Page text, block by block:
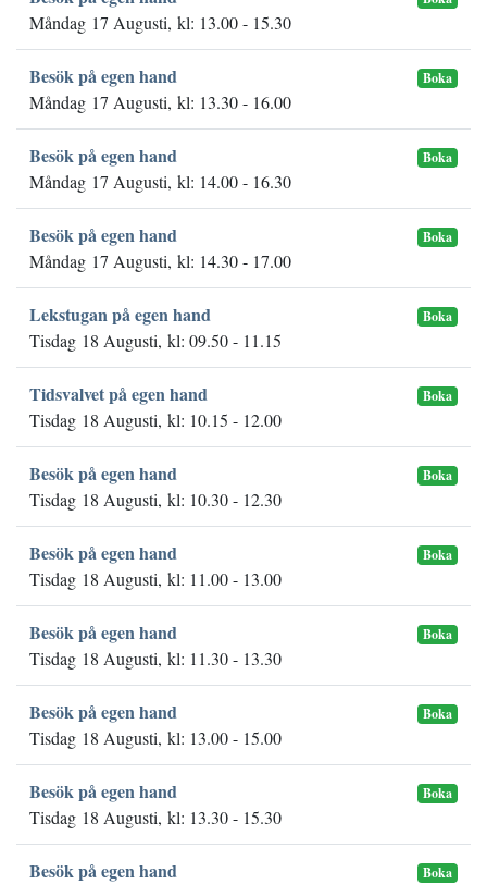
Måndag 17 Augusti, kl: 13.00 - 15.30
Besök på egen hand Boka
Måndag 17 Augusti, kl: 13.30 - 16.00
Besök på egen hand Boka
Måndag 17 Augusti, kl: 14.00 - 16.30
Besök på egen hand Boka
Måndag 17 Augusti, kl: 14.30 - 17.00
Lekstugan på egen hand Boka
Tisdag 18 Augusti, kl: 09.50 - 11.15
Tidsvalvet på egen hand Boka
Tisdag 18 Augusti, kl: 10.15 - 12.00
Besök på egen hand Boka
Tisdag 18 Augusti, kl: 10.30 - 12.30
Besök på egen hand Boka
Tisdag 18 Augusti, kl: 11.00 - 13.00
Besök på egen hand Boka
Tisdag 18 Augusti, kl: 11.30 - 13.30
Besök på egen hand Boka
Tisdag 18 Augusti, kl: 13.00 - 15.00
Besök på egen hand Boka
Tisdag 18 Augusti, kl: 13.30 - 15.30
Besök på egen hand Boka